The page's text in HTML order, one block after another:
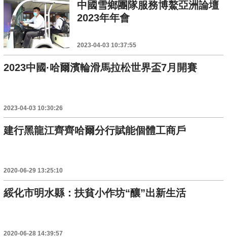
中國雪鄉團隊服務博鰲亞洲論壇
2023年年會
2023-04-03 10:37:55
2023中國·哈爾濱輪滑馬拉松世界盃7月開賽
2023-04-03 10:30:26
建行黑龍江齊齊哈爾分行賦能個體工商戶
2020-06-29 13:25:10
綏化市明水縣：扶貧小作坊“釀”出新生活
2020-06-28 14:39:57